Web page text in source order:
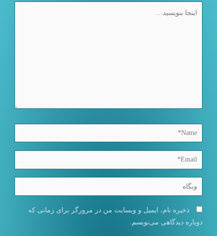
بنویسید…
Name*
Email*
وبگاه
ذخیره نام، ایمیل و وبسایت من در مرورگر برای زمانی که
دوباره دیدگاهی می‌نویسم.